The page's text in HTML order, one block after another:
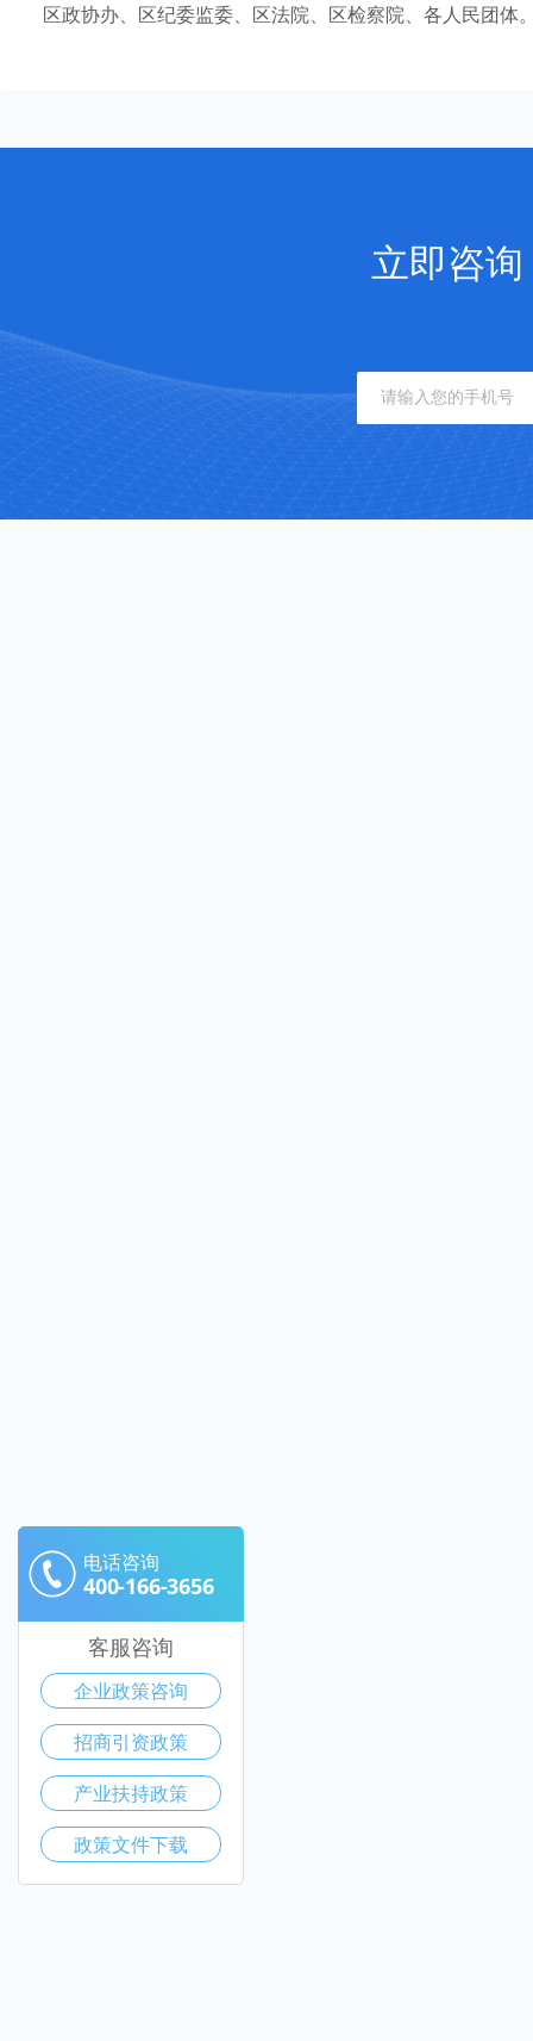
区政协办、区纪委监委、区法院、区检察院、各人民团
电话咨询
400-166-3656
客服咨询
企业政策咨询
招商引资政策
产业扶持政策
政策文件下载
立即咨